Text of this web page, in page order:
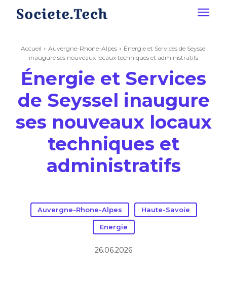
Accueil Auvergne-Rhone-Alpes
Énergie et Services de Seyssel
inaugure ses nouveaux locaux techniques et administratifs
Énergie et Services
de Seyssel inaugure
ses nouveaux locaux
techniques et
administratifs
Auvergne-Rhone-Alpes Haute-Savoie
Energie
26.06.2026